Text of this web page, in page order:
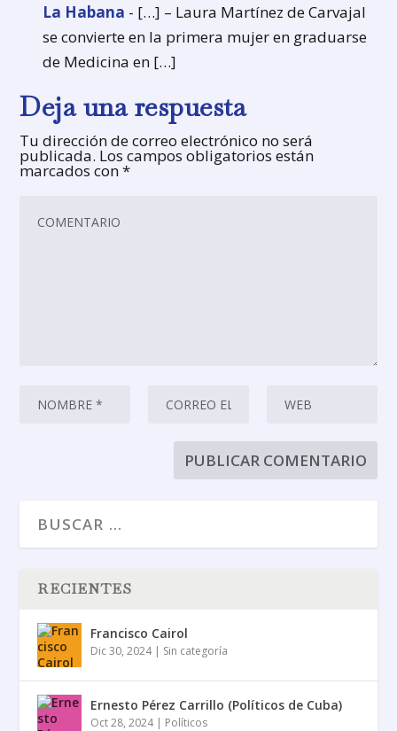
La Habana - […] – Laura Martínez de Carvajal
se convierte en la primera mujer en graduarse
de Medicina en […]
Deja una respuesta
Tu dirección de correo electrónico no será
publicada. Los campos obligatorios están
marcados con*
RECIENTES
Francisco Cairol
Dic 30, 2024| Sin categoría
Ernesto Pérez Carrillo (Políticos de Cuba)
Oct 28, 2024| Políticos